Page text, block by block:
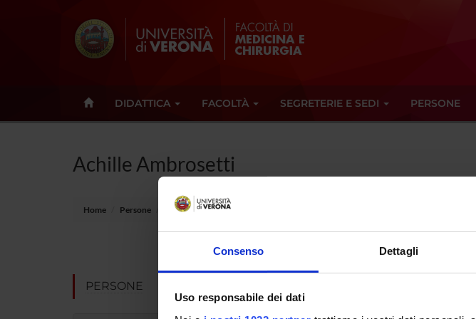
Consenso Dettagli
Uso responsabile dei dati
DIDATTICA FACOLTÀ SEGRETERIE E SEDI PERSONE
Achille Ambrosetti
Home Persone Achille Ambrosetti
PERSONE